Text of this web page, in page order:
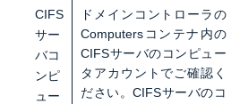
CIFS
サー
バコ
ンピ
ュー
ドメインコントローラの
Computersコンテナ内の
CIFSサーバのコンピュー
タアカウントでご確認く
ださい。CIFSサーバのコ